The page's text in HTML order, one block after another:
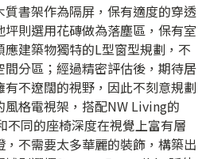
書架作為隔屏，保有適度的穿透
則選用花磚做為落塵區，保有室
建築物獨特的L型窗型規劃，不
分區；經過精密評估後，期待居
不遼闊的視野，因此不刻意規劃
格電視架，搭配NW Living的
不同的座椅深度在視覺上富有層
不需要太多華麗的裝飾，構築出